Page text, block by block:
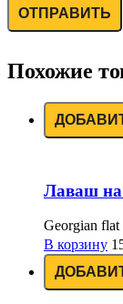
Похожие
Лаваш на
Georgian flat
В корзину